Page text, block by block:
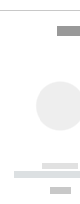
------------
-----------